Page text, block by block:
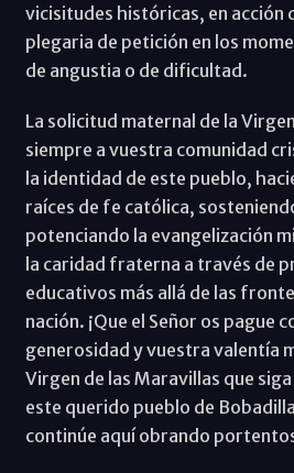
vicisitudes históricas, en acción
plegaria de petición en los
de angustia o de dificultad.
La solicitud maternal de la
siempre a vuestra comunidad
la identidad de este pueblo,
raíces de fe católica,
potenciando la evangelización
la caridad fraterna a través de
educativos más allá de las
nación. ¡Que el Señor os pague
generosidad y vuestra valentía
Virgen de las Maravillas que
este querido pueblo de
continúe aquí obrando